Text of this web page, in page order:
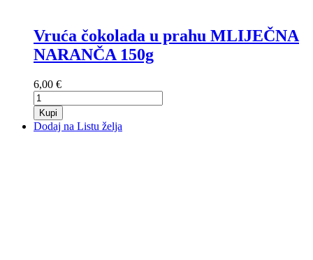
Vruća čokolada u prahu MLIJEČNA
NARANČA 150g
6,00 €
Kupi
Dodaj na Listu želja